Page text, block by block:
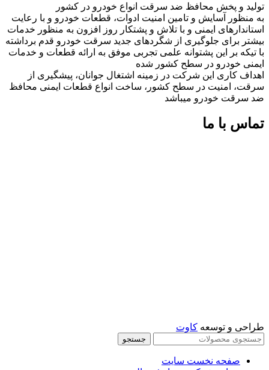
تولید و پخش محافظ ضد سرقت انواع خودرو در کشور
به منظور آسایش و تامین امنیت ادوات، قطعات خودرو و با رعایت
استاندارهای ایمنی و با تلاش و پشتکار روز افزون به منظور خدمات
بیشتر برای جلوگیری از شگردهای جدید سرقت خودرو قدم برداشته
با تیکه بر این پشتوانه علمی تجربی موفق به ارائه قطعات و خدمات
ایمنی خودرو در سطح کشور شده
اهداف کاری این شرکت در زمینه اشتغال جوانان، پیشگیری از
سرقت، امنیت در سطح کشور، ساخت انواع قطعات ایمنی محافظ
ضد سرقت خودرو میباشد
تماس با ما
طراحی و توسعه کاوت
جستجو
صفحه نخست سایت